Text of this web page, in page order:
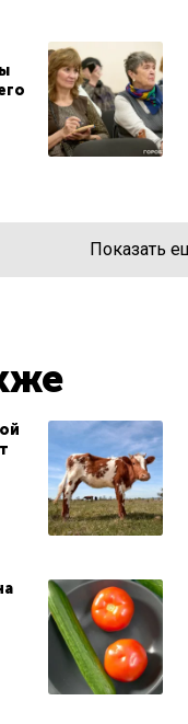
Показать